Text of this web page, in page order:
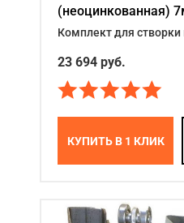
(неоцинкованная)
Комплект для створки
23 694 руб.
КУПИТЬ В 1 КЛИК